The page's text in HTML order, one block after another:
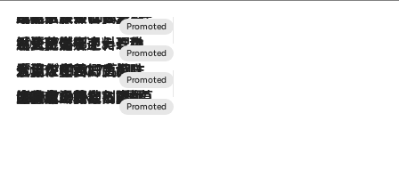
2026.7.31
【ホテル帰省】という選択肢をOMOが提案。家族とほどよい距離を保つには「昼は実家、夜は気兼ねなくホテルで！」
2026.7.24
【夏限定ディナーコース】旬を迎える稚鮎や花ズッキーニなどをイタリア・トスカーナの郷土料理の手法で満喫！
2026.7.17
「土佐和ハーブかき氷」がOMO7高知に登場！生姜、山椒、大葉など目にも舌にも涼を呼ぶ郷土の味
2026.7.10
NEW OPEN！【界 草津】名湯の地に誕生。趣の異なる2種の温泉と上州ならではの会席・蕎麦割烹など美食を味わう究極の癒やし旅